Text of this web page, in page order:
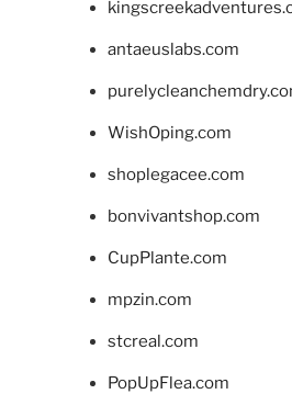
antaeuslabs.com
WishOping.com
shoplegacee.com
bonvivantshop.com
CupPlante.com
mpzin.com
stcreal.com
PopUpFlea.com